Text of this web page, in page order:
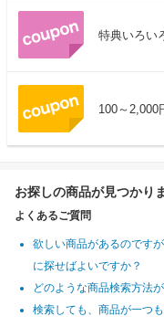
特典いろい
100～2,000
お探しの商品が見つかり
よくあるご質問
欲しい商品があるのです
に探せばよいですか？
どのような商品検索方法
検索しても、商品が一つ